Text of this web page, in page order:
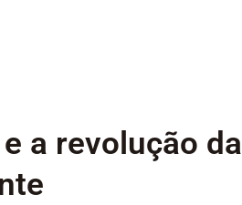
a revolução da